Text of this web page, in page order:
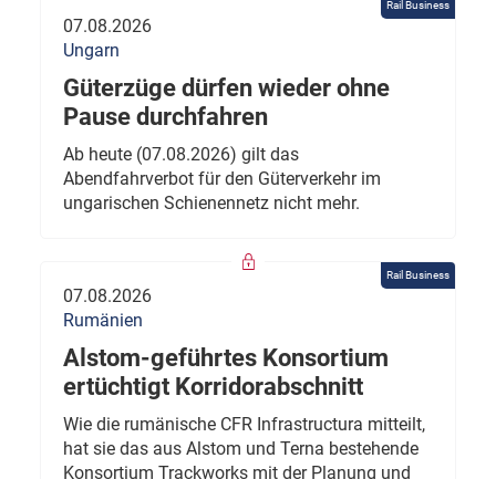
Rail Business
07.08.2026
Ungarn
Güterzüge dürfen wieder ohne
Pause durchfahren
Ab heute (07.08.2026) gilt das
Abendfahrverbot für den Güterverkehr im
ungarischen Schienennetz nicht mehr.
Rail Business
07.08.2026
Rumänien
Alstom-geführtes Konsortium
ertüchtigt Korridorabschnitt
Wie die rumänische CFR Infrastructura mitteilt,
hat sie das aus Alstom und Terna bestehende
Konsortium Trackworks mit der Planung und